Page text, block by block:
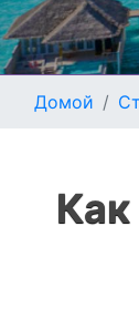
Домой